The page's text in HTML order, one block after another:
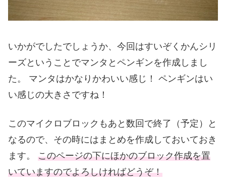
いかがでしたでしょうか、今回はすいぞくかんシリ
ーズということでマンタとペンギンを作成しまし
た。 マンタはかなりかわいい感じ！ ペンギンはい
い感じの大きさですね！
このマイクロブロックもあと数回で終了（予定）と
なるので、その時にはまとめを作成しておいておき
ます。 このページの下にほかのブロック作成を置
いていますのでよろしければどうぞ！